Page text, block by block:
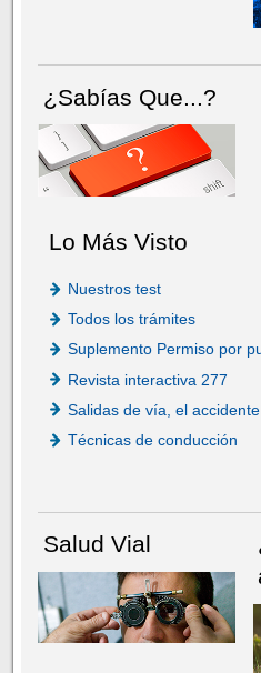
¿Sabías Que...?
Lo Más Visto
Nuestros test
Todos los trámites
Suplemento Permiso por
Revista interactiva 277
Salidas de vía, el
Técnicas de conducción
Salud Vial